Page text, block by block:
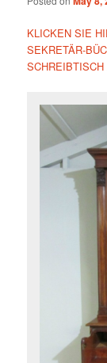
KLICKEN SIE
SEKRETÄR-